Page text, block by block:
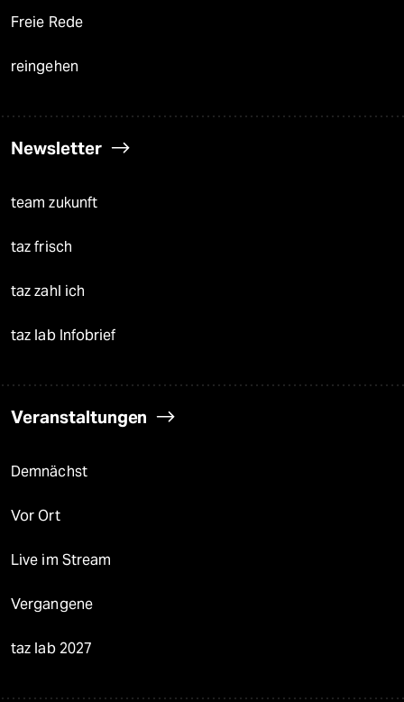
Freie Rede
reingehen
Newsletter
team zukunft
taz frisch
taz zahl ich
taz lab Infobrief
Veranstaltungen
Demnächst
Vor Ort
Live im Stream
Vergangene
taz lab 2027